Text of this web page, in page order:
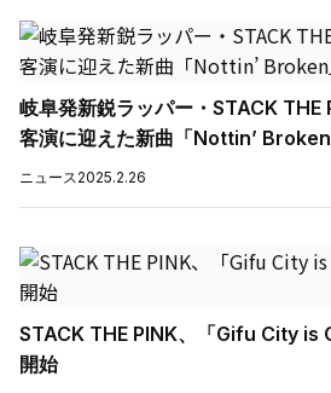
岐阜発新鋭ラッパー・STACK THE
客演に迎えた新曲「Nottin’
ニュース2025.2.26
STACK THE PINK、「Gifu City is
開始